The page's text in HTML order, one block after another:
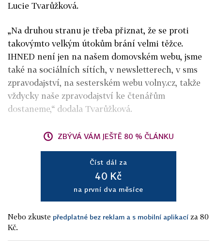
Lucie Tvarůžková.
„Na druhou stranu je třeba přiznat, že se proti
takovýmto velkým útokům brání velmi těžce.
IHNED není jen na našem domovském webu, jsme
také na sociálních sítích, v newsletterech, v sms
zpravodajství, na sesterském webu volny.cz, takže
vždycky naše zpravodajství ke čtenářům
dostaneme,“ dodala Tvarůžková.
ZBÝVÁ VÁM JEŠTĚ 80 % ČLÁNKU
Číst dál za
40 Kč
na první dva měsíce
Nebo zkuste předplatné bez reklam a s mobilní aplikací za 80
Kč.